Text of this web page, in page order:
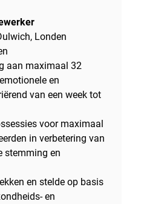
Londen
aan maximaal 32
en
van een week tot
voor maximaal
in verbetering van
stemming en
en stelde op basis
en